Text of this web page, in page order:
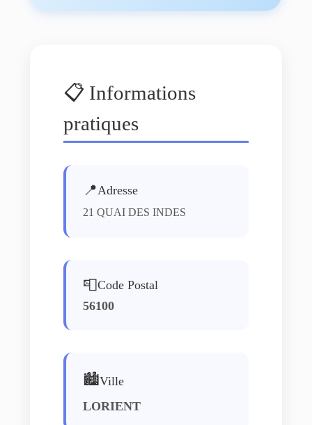
📋 Informations
pratiques
📍Adresse
21 QUAI DES INDES
📮Code Postal
56100
🏙️Ville
LORIENT